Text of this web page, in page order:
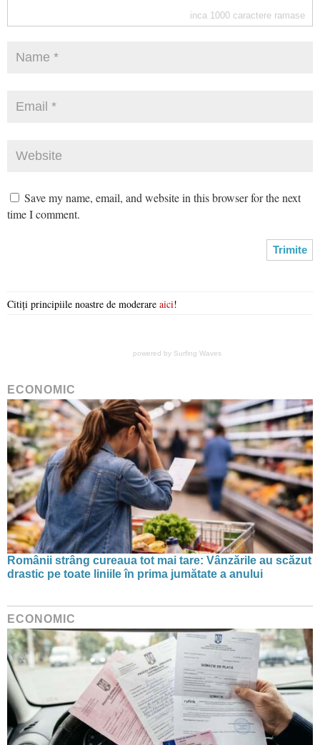
inca 1000 caractere ramase
Save my name, email, and website in this browser for the next
time I comment.
Citiți principiile noastre de moderare aici!
powered by Surfing Waves
ECONOMIC
Românii strâng cureaua tot mai tare: Vânzările au scăzut
drastic pe toate liniile în prima jumătate a anului
ECONOMIC